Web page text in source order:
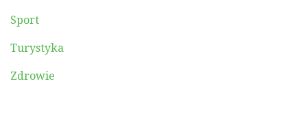
Sport
Turystyka
Zdrowie